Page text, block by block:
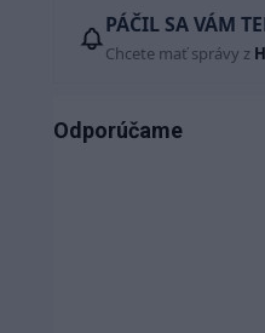
PÁČIL SA VÁM
Chcete mať správy z
Odporúčame